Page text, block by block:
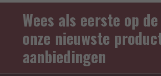
Wees als eerste op
onze nieuwste
aanbiedingen